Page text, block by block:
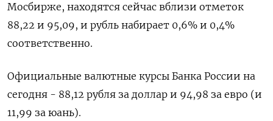
Мосбирже, находятся сейчас вблизи отметок
88,22 и 95,09, и рубль набирает 0,6% и 0,4%
соответственно.
Официальные валютные курсы Банка России на
сегодня - 88,12 рубля за доллар и 94,98 за евро (и
11,99 за юань).